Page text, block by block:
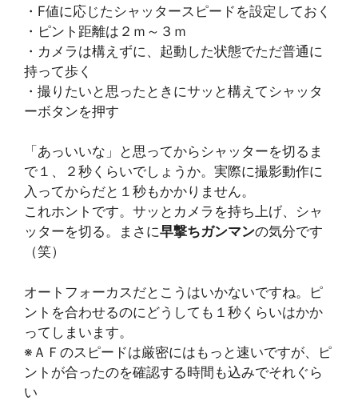
・F値に応じたシャッタースピードを設定しておく
・ピント距離は２ｍ～３ｍ
・カメラは構えずに、起動した状態でただ普通に
持って歩く
・撮りたいと思ったときにサッと構えてシャッタ
ーボタンを押す
「あっいいな」と思ってからシャッターを切るま
で１、２秒くらいでしょうか。実際に撮影動作に
入ってからだと１秒もかかりません。
これホントです。サッとカメラを持ち上げ、シャ
ッターを切る。まさに早撃ちガンマンの気分です
（笑）
オートフォーカスだとこうはいかないですね。ピ
ントを合わせるのにどうしても１秒くらいはかか
ってしまいます。
※ＡＦのスピードは厳密にはもっと速いですが、ピ
ントが合ったのを確認する時間も込みでそれぐら
い